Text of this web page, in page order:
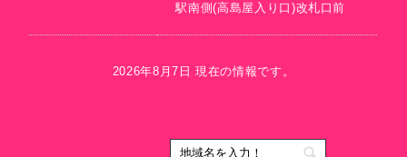
駅南側(高島屋入り口)改札口前
2026年8月7日 現在の情報です。